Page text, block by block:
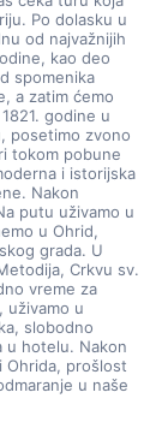
Po dolasku u
od najvažnijih
kao deo
spomenika
a zatim ćemo
godine u
posetimo zvono
tokom pobune
i istorijska
Nakon
putu uživamo u
u Ohrid,
grada. U
Crkvu sv.
vreme za
uživamo u
slobodno
u hotelu. Nakon
Ohrida, prošlost
u naše